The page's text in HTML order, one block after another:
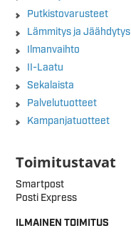
Putkistovarusteet
Lämmitys ja Jäähdytys
Ilmanvaihto
II-Laatu
Sekalaista
Palvelutuotteet
Kampanjatuotteet
Toimitustavat
Smartpost
Posti Express
ILMAINEN TOIMITUS